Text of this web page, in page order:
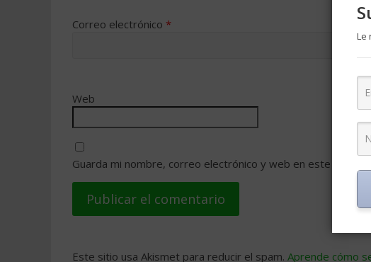
Correo electrónico *
Web
Guarda mi nombre, correo electrónico y web en este
Este sitio usa Akismet para reducir el spam. Aprende cómo
Le